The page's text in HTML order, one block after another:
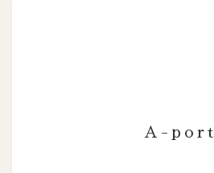
A-port